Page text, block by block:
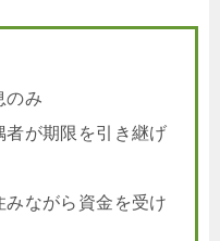
のみ
者が期限を引き継げ
みながら資金を受け